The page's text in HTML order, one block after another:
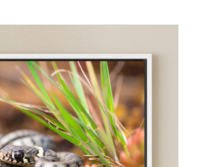
à
130,00 €